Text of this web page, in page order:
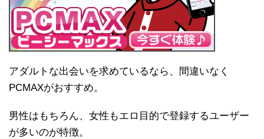
アダルトな出会いを求めているなら、間違いなく
PCMAXがおすすめ。
男性はもちろん、女性もエロ目的で登録するユーザー
が多いのが特徴。